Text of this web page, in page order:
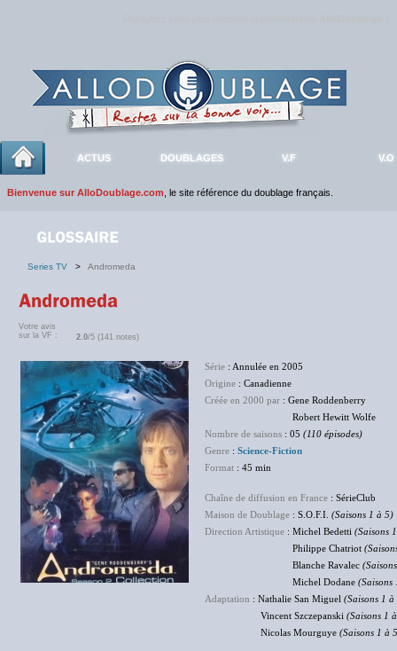
ACTUS DOUBLAGES V.F V.O
Bienvenue sur AlloDoublage.com , le site référence du doublage français.
Series TV > Andromeda
Votre avis
sur la VF :
2.0/5 (141 notes)
Série : Annulée en 2005
Origine : Canadienne
Créée en 2000 par : Gene Roddenberry
Robert Hewitt Wolfe
Nombre de saisons : 05 (110 épisodes)
Genre : Science-Fiction
Format : 45 min
Chaîne de diffusion en France : SérieClub
Maison de Doublage : S.O.F.I. (Saisons 1 à 5)
Direction Artistique : Michel Bedetti (Saisons
Philippe Chatriot
Blanche Ravalec
Michel Dodane (Saisons
Adaptation : Nathalie San Miguel (Saisons 1 à
Vincent Szczepanski (Saisons 1
Nicolas Mourguye (Saisons 1 à